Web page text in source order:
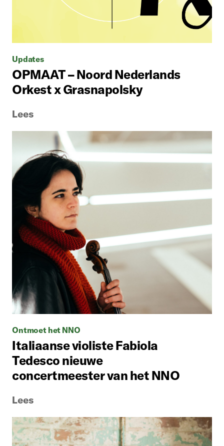
Updates
OPMAAT – Noord Nederlands
Orkest x Grasnapolsky
Lees
Ontmoet het NNO
Italiaanse violiste Fabiola
Tedesco nieuwe
concertmeester van het NNO
Lees